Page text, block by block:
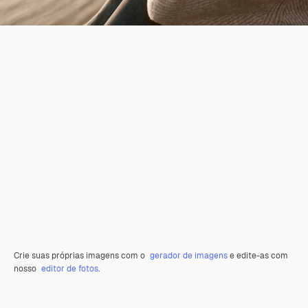
Crie suas próprias imagens com o gerador de imagense edite-as com
nosso editor de fotos.